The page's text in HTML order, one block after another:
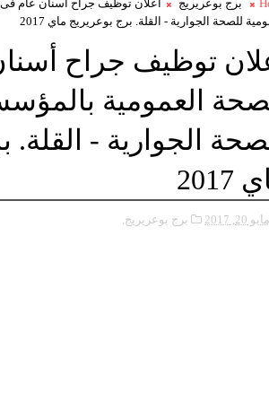
برج بوعريريج
اعلان توظيف جراح أسنان عام
للصحة الجوارية - القلة. برج بوعريريج ماي 2017
توظيف جراح
العمومية
الجوارية - القلة.
مايو 20, 2017 برج بوعريريج,